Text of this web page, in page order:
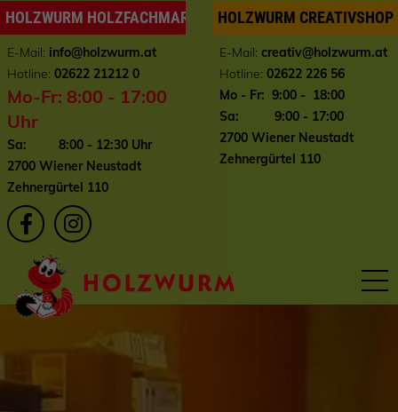
HOLZWURM HOLZFACHMARKT
E-Mail: info@holzwurm.at
Hotline: 02622 21212 0
Mo-Fr: 8:00 - 17:00
Uhr
Sa: 8:00 - 12:30 Uhr
2700 Wiener Neustadt
Zehnergürtel 110
HOLZWURM CREATIVSHOP
E-Mail: creativ@holzwurm.at
Hotline: 02622 226 56
Mo - Fr: 9:00 - 18:00
Sa: 9:00 - 17:00
2700 Wiener Neustadt
Zehnergürtel 110